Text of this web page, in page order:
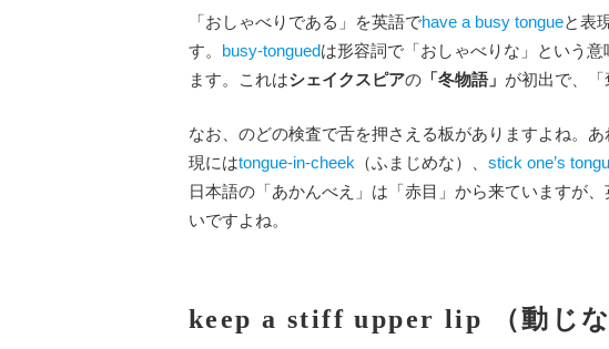
「おしゃべりである」を英語でhave a busy tongueと表
す。
busy-tonguedは形容詞で「おしゃべりな」という意
ます。これはシェイクスピアの「冬物語」 が初出で、「
なお、のどの検査で舌を押さえる板がありますよね。あ
現にはtongue-in-cheek （ふまじめな）、 stick one’s
日本語の「あかんべえ」は「赤目」から来ていますが
いですよね。
keep a stiff upper lip （動じな